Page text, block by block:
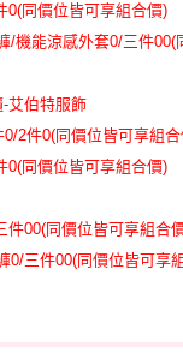
0(同價位皆可享組合價)
/機能涼感外套0/三件00(
艾伯特服飾
2件0(同價位皆可享組
0(同價位皆可享組合價)
件00(同價位皆可享組合
0/三件00(同價位皆可享